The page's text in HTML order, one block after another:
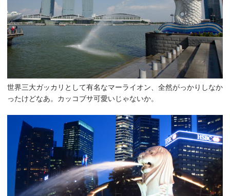
世界三大ガッカリとして有名なマーライオン、全然がっかりしなか
ったけどなあ。カッコブサ可愛いじゃないか。